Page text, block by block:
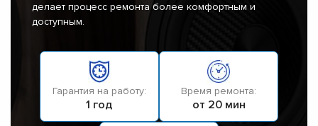
делает процесс ремонта более комфортным и
доступным.
Гарантия на работу:
1 год
Время ремонта:
от 20 мин